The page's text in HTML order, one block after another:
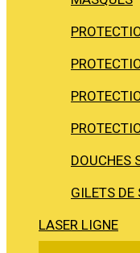
DOUCHES
GILETS DE
LASER LIGNE